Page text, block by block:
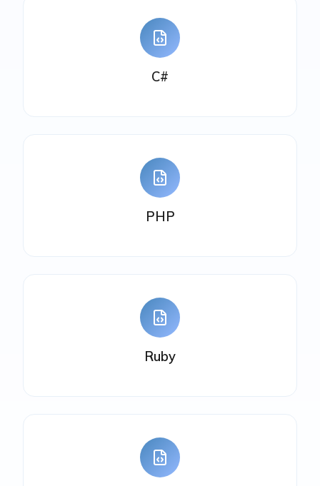
C#
PHP
Ruby